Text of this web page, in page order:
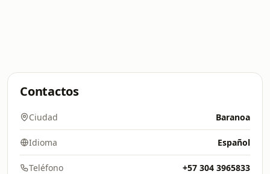
Contactos
Ciudad Baranoa
Idioma Español
Teléfono +57 304 3965833